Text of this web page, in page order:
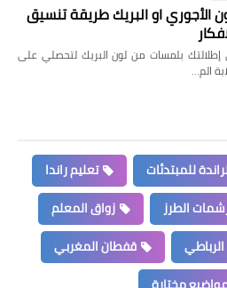
الأجوري او البريك طريقة تنسيق
إطلالتك بلمسات من لون البريك لتحصلي على
الم…
للمبتدئات
تعليم راندا
الطرز
زواق المعلم
قفطان المغربي